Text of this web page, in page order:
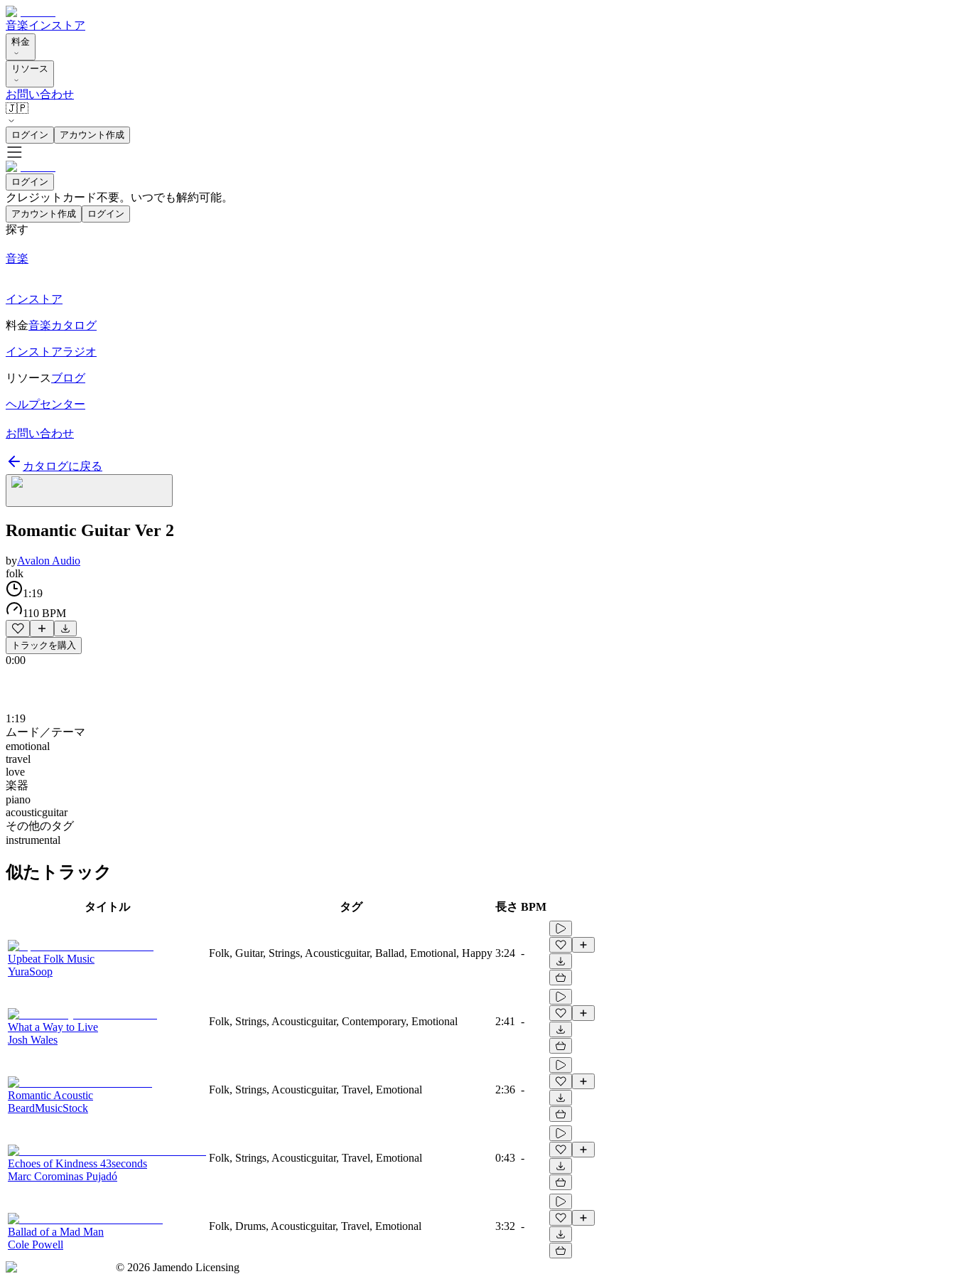
音楽インストア
料金
リソース
お問い合わせ
🇯🇵
ログイン アカウント作成
ログイン
クレジットカード不要。いつでも解約可能。
アカウント作成 ログイン
探す
音楽
インストア
料金音楽カタログ
インストアラジオ
リソースブログ
ヘルプセンター
お問い合わせ
カタログに戻る
Romantic Guitar Ver 2
byAvalon Audio
folk
1:19
110 BPM
トラックを購入
0:00
1:19
ムード／テーマ
emotional
travel
love
楽器
piano
acousticguitar
その他のタグ
instrumental
似たトラック
タイトル タグ 長さ BPM
Upbeat Folk Music
YuraSoop
Folk, Guitar, Strings, Acousticguitar, Ballad, Emotional, Happy 3:24 -
What a Way to Live
Josh Wales
Folk, Strings, Acousticguitar, Contemporary, Emotional 2:41 -
Romantic Acoustic
BeardMusicStock
Folk, Strings, Acousticguitar, Travel, Emotional 2:36 -
Echoes of Kindness 43seconds
Marc Corominas Pujadó
Folk, Strings, Acousticguitar, Travel, Emotional 0:43 -
Ballad of a Mad Man
Cole Powell
Folk, Drums, Acousticguitar, Travel, Emotional 3:32 -
© 2026 Jamendo Licensing